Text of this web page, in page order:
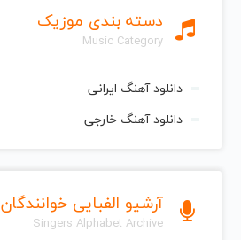
دسته بندی موزیک
Music Category
دانلود آهنگ ایرانی
دانلود آهنگ خارجی
آرشیو الفبایی خوانندگان
Singers Alphabet Archive